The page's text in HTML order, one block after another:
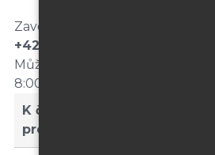
Zavolejte, nebo zanechte zprávu
+420 603 574 784
Můžete nás kontaktovat od
8:00 do 16:30. Rádi vám také
K čemu slouží stojany v
prezentace?